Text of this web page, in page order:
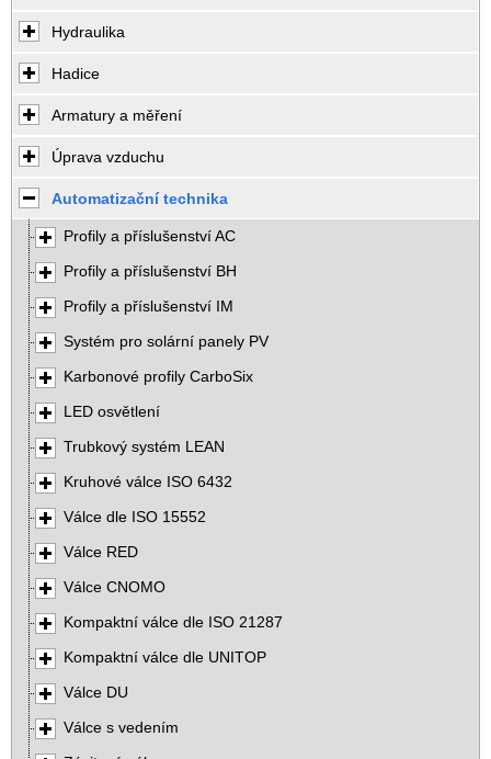
Hydraulika
Hadice
Armatury a měření
Úprava vzduchu
Automatizační technika
Profily a příslušenství AC
Profily a příslušenství BH
Profily a příslušenství IM
Systém pro solární panely PV
Karbonové profily CarboSix
LED osvětlení
Trubkový systém LEAN
Kruhové válce ISO 6432
Válce dle ISO 15552
Válce RED
Válce CNOMO
Kompaktní válce dle ISO 21287
Kompaktní válce dle UNITOP
Válce DU
Válce s vedením